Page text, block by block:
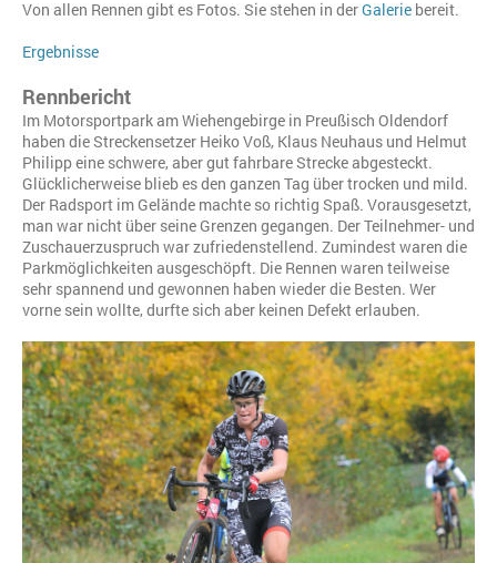
Von allen Rennen gibt es Fotos. Sie stehen in derGalerie bereit.
Ergebnisse
Rennbericht
Im Motorsportpark am Wiehengebirge in Preußisch Oldendorf
haben die Streckensetzer Heiko Voß, Klaus Neuhaus und Helmut
Philipp eine schwere, aber gut fahrbare Strecke abgesteckt.
Glücklicherweise blieb es den ganzen Tag über trocken und mild.
Der Radsport im Gelände machte so richtig Spaß. Vorausgesetzt,
man war nicht über seine Grenzen gegangen. Der Teilnehmer- und
Zuschauerzuspruch war zufriedenstellend. Zumindest waren die
Parkmöglichkeiten ausgeschöpft. Die Rennen waren teilweise
sehr spannend und gewonnen haben wieder die Besten. Wer
vorne sein wollte, durfte sich aber keinen Defekt erlauben.